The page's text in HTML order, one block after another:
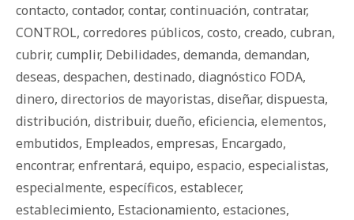
contacto, contador, contar, continuación, contratar,
CONTROL, corredores públicos, costo, creado, cubran,
cubrir, cumplir, Debilidades, demanda, demandan,
deseas, despachen, destinado, diagnóstico FODA,
dinero, directorios de mayoristas, diseñar, dispuesta,
distribución, distribuir, dueño, eficiencia, elementos,
embutidos, Empleados, empresas, Encargado,
encontrar, enfrentará, equipo, espacio, especialistas,
especialmente, específicos, establecer,
establecimiento, Estacionamiento, estaciones,